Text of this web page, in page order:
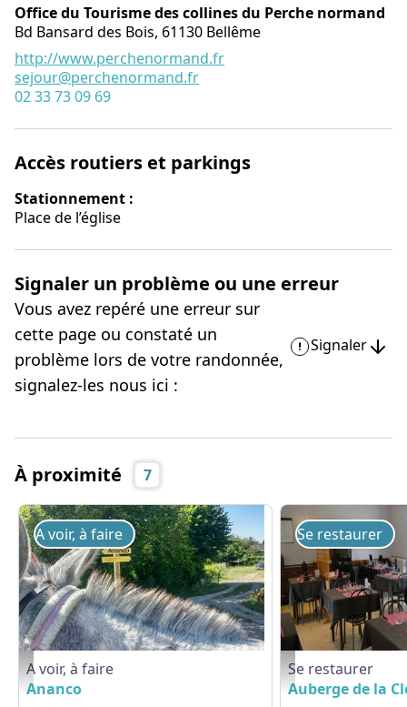
Office du Tourisme des collines du Perche normand
Bd Bansard des Bois, 61130 Bellême
http://www.perchenormand.fr
sejour@perchenormand.fr
02 33 73 09 69
Accès routiers et parkings
Stationnement :
Place de l’église
Signaler un problème ou une erreur
Vous avez repéré une erreur sur
cette page ou constaté un
problème lors de votre randonnée,
signalez-les nous ici :
Signaler
À proximité 7
Ananco - Mâle - ©Ananco
A voir, à faire
A voir, à faire
Ananco
Auberge-de-la-
Se restaurer
Se restaurer
Auberge de la